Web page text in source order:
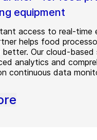
equipment
access to real-time
helps food
Our cloud-based
analytics and
continuous data